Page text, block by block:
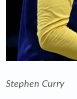
Stephen Curry